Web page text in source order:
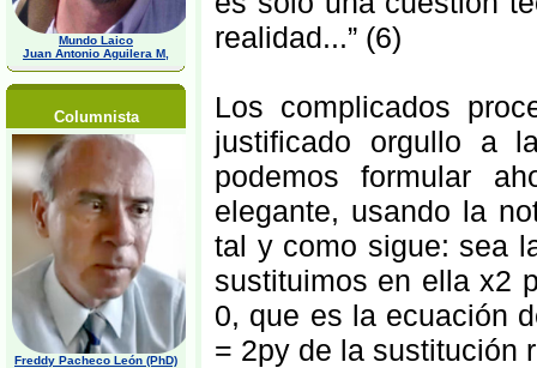
Mundo Laico
Juan Antonio Aguilera M,
Columnista
Freddy Pacheco León (PhD)
realidad...” (6)
Los complicados
justificado orgullo a
podemos formular
elegante, usando la
tal y como sigue: sea
sustituimos en ella x2
0, que es la ecuación
= 2py de la sustitución